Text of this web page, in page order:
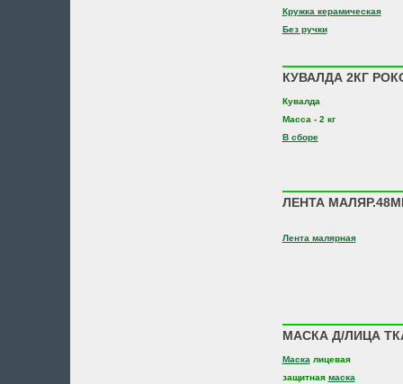
Кружка керамическая
Без ручки
КУВАЛДА 2КГ
Кувалда
Масса - 2 кг
В сборе
ЛЕНТА
Лента малярная
МАСКА Д/ЛИЦА
Маска лицевая
защитная маска